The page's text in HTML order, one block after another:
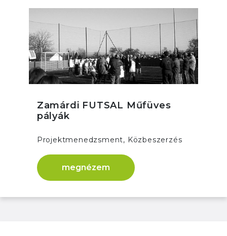
Zamárdi FUTSAL Műfüves
pályák
Projektmenedzsment, Közbeszerzés
megnézem